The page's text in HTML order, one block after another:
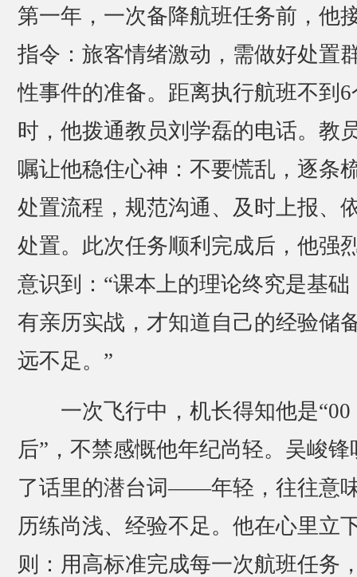
第一年，一次备降航班任务前，他
指令：旅客情绪激动，需做好处置
性事件的准备。距离执行航班不到6
时，他拨通教员刘学磊的电话。教
嘱让他稳住心神：不要慌乱，逐条
处置流程，规范沟通、及时上报、
处置。此次任务顺利完成后，他强
意识到：“课本上的理论终究是基础
有亲历实战，才知道自己的经验储
远不足。”
一次飞行中，机长得知他是“00
后”，不禁感慨他年纪尚轻。吴峻锋
了话里的潜台词——年轻，往往意
历练尚浅、经验不足。他在心里立
则：用高标准完成每一次航班任务